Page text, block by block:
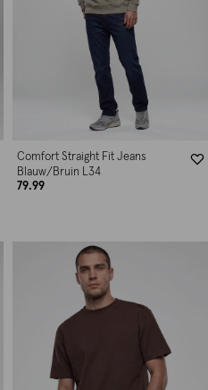
Comfort Straight Fit Jeans
Blauw/Bruin L34
79.99